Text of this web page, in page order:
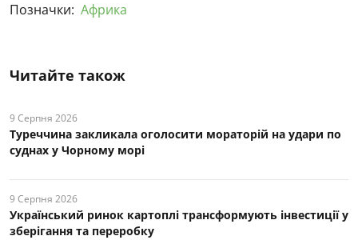
Позначки: Африка
Читайте також
9 Серпня 2026
Туреччина закликала оголосити мораторій на удари по
суднах у Чорному морі
9 Серпня 2026
Український ринок картоплі трансформують інвестиції у
зберігання та переробку